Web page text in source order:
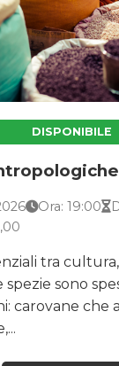
DISPONIBILE
Ora: 19:00
tra
sono
carovane che